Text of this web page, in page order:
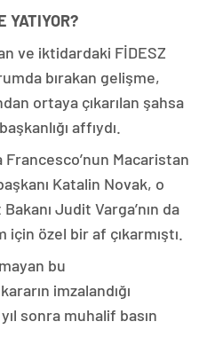
YATIYOR?
ve iktidardaki FİDESZ
bırakan gelişme,
ortaya çıkarılan şahsa
affıydı.
Francesco’nun Macaristan
Katalin Novak, o
Judit Varga’nın da
özel bir af çıkarmıştı.
bu
imzalandığı
sonra muhalif basın